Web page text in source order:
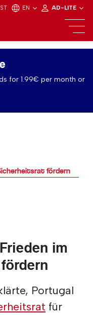
EN AD-LITE
for 1.99€ per month or
fördern
im
Portugal
für